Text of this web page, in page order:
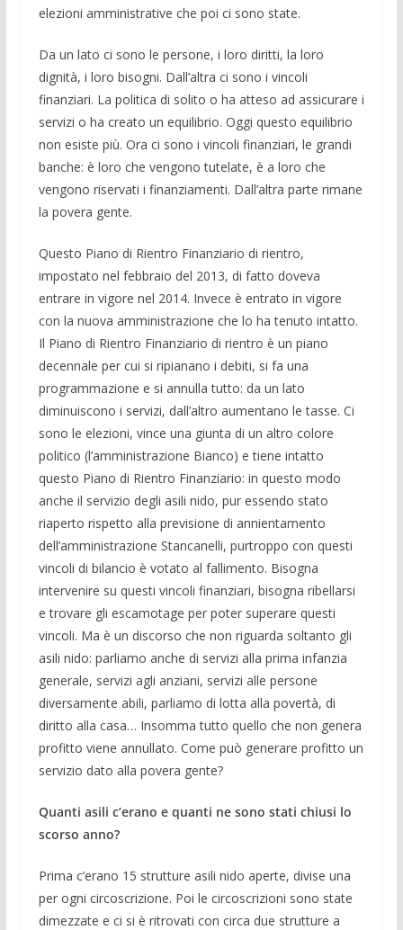
elezioni amministrative che poi ci sono state.
Da un lato ci sono le persone, i loro diritti, la loro
dignità, i loro bisogni. Dall’altra ci sono i vincoli
finanziari. La politica di solito o ha atteso ad assicurare i
servizi o ha creato un equilibrio. Oggi questo equilibrio
non esiste più. Ora ci sono i vincoli finanziari, le grandi
banche: è loro che vengono tutelate, è a loro che
vengono riservati i finanziamenti. Dall’altra parte rimane
la povera gente.
Questo Piano di Rientro Finanziario di rientro,
impostato nel febbraio del 2013, di fatto doveva
entrare in vigore nel 2014. Invece è entrato in vigore
con la nuova amministrazione che lo ha tenuto intatto.
Il Piano di Rientro Finanziario di rientro è un piano
decennale per cui si ripianano i debiti, si fa una
programmazione e si annulla tutto: da un lato
diminuiscono i servizi, dall’altro aumentano le tasse. Ci
sono le elezioni, vince una giunta di un altro colore
politico (l’amministrazione Bianco) e tiene intatto
questo Piano di Rientro Finanziario: in questo modo
anche il servizio degli asili nido, pur essendo stato
riaperto rispetto alla previsione di annientamento
dell’amministrazione Stancanelli, purtroppo con questi
vincoli di bilancio è votato al fallimento. Bisogna
intervenire su questi vincoli finanziari, bisogna ribellarsi
e trovare gli escamotage per poter superare questi
vincoli. Ma è un discorso che non riguarda soltanto gli
asili nido: parliamo anche di servizi alla prima infanzia
generale, servizi agli anziani, servizi alle persone
diversamente abili, parliamo di lotta alla povertà, di
diritto alla casa… Insomma tutto quello che non genera
profitto viene annullato. Come può generare profitto un
servizio dato alla povera gente?
Quanti asili c’erano e quanti ne sono stati chiusi lo
scorso anno?
Prima c’erano 15 strutture asili nido aperte, divise una
per ogni circoscrizione. Poi le circoscrizioni sono state
dimezzate e ci si è ritrovati con circa due strutture a